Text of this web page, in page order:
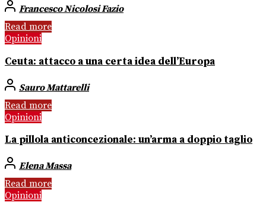
Francesco Nicolosi Fazio
Read more
Opinioni
Ceuta: attacco a una certa idea dell’Europa
Sauro Mattarelli
Read more
Opinioni
La pillola anticoncezionale: un’arma a doppio taglio
Elena Massa
Read more
Opinioni